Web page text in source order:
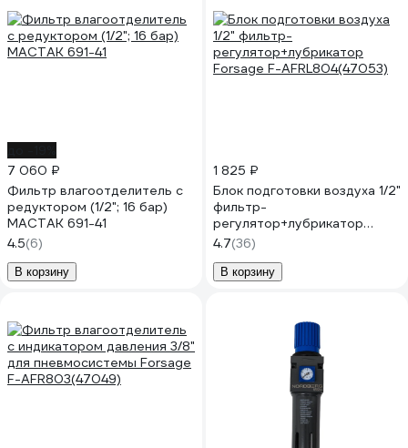
7 060 ₽
Фильтр влагоотделитель с
редуктором (1/2"; 16 бар)
МАСТАК 691-41
4.5(6)
В корзину
1 825 ₽
Блок подготовки воздуха 1/2"
фильтр-
регулятор+лубрикатор
Forsage F-AFRL804(47053)
4.7(36)
В корзину